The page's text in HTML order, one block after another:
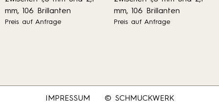
mm, 106 Brillanten
Preis auf Anfrage
mm, 106 Brillanten
Preis auf Anfrage
IMPRESSUM
© SCHMUCKWERK